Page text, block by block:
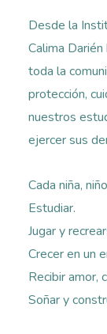
Desde la
Calima
toda la
protección,
nuestros
ejercer sus
Cada niña,
Estudiar.
Jugar y
Crecer en un
Recibir amor,
Soñar y